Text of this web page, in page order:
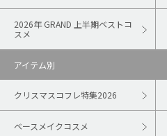
2026年 GRAND 上半期ベストコ
スメ
アイテム別
クリスマスコフレ特集2026
ベースメイクコスメ